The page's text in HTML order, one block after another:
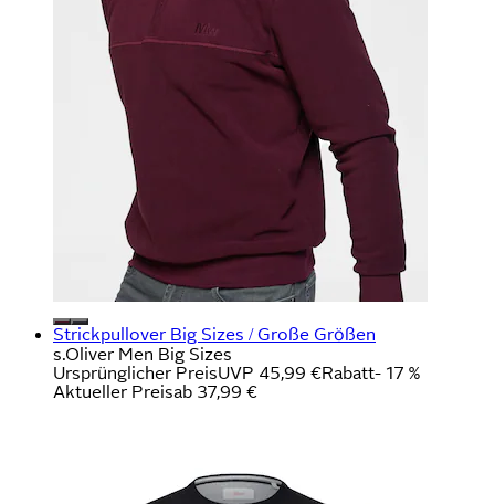
Strickpullover Big Sizes / Große Größen
s.Oliver Men Big Sizes
Ursprünglicher PreisUVP 45,99 €Rabatt- 17 %
Aktueller Preisab 37,99 €